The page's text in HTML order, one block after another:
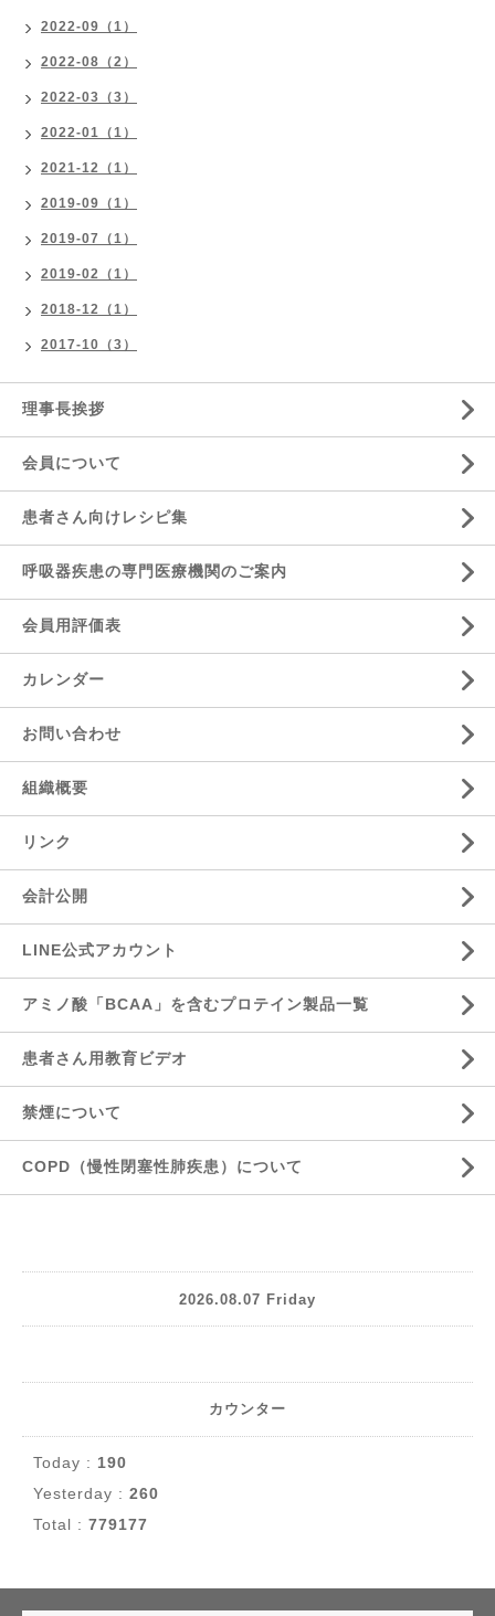
2022-09（1）
2022-08（2）
2022-03（3）
2022-01（1）
2021-12（1）
2019-09（1）
2019-07（1）
2019-02（1）
2018-12（1）
2017-10（3）
理事長挨拶
会員について
患者さん向けレシピ集
呼吸器疾患の専門医療機関のご案内
会員用評価表
カレンダー
お問い合わせ
組織概要
リンク
会計公開
LINE公式アカウント
アミノ酸「BCAA」を含むプロテイン製品一覧
患者さん用教育ビデオ
禁煙について
COPD（慢性閉塞性肺疾患）について
2026.08.07 Friday
カウンター
Today : 190
Yesterday : 260
Total : 779177